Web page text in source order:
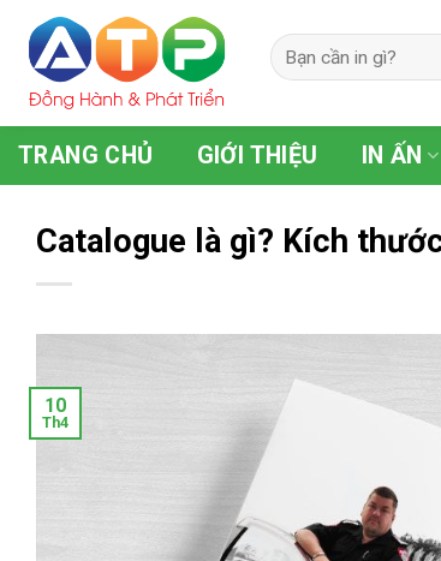
content
TRANG CHỦ GIỚI THIỆU IN ẤN
Catalogue là gì? Kích
10
Th4